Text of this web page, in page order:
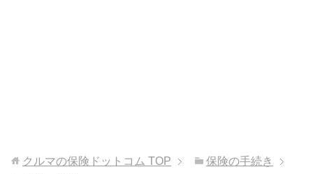
クルマの保険ドットコム TOP
保険の手続き